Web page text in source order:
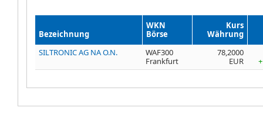
Bezeichnung
WKN
Börse
Kurs
Währung
SILTRONIC AG NA O.N.
WAF300
Frankfurt
78,2000
EUR